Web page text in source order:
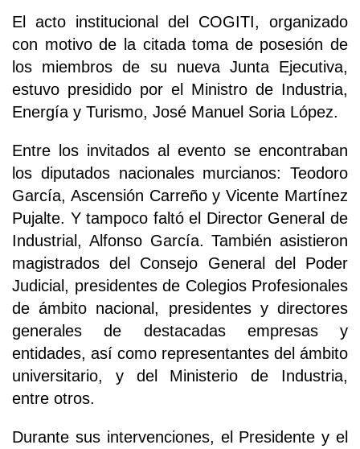
El acto institucional del COGITI, organizado
con motivo de la citada toma de posesión de
los miembros de su nueva Junta Ejecutiva,
estuvo presidido por el Ministro de Industria,
Energía y Turismo, José Manuel Soria López.
Entre los invitados al evento se encontraban
los diputados nacionales murcianos: Teodoro
García, Ascensión Carreño y Vicente Martínez
Pujalte. Y tampoco faltó el Director General de
Industrial, Alfonso García. También asistieron
magistrados del Consejo General del Poder
Judicial, presidentes de Colegios Profesionales
de ámbito nacional, presidentes y directores
generales de destacadas empresas y
entidades, así como representantes del ámbito
universitario, y del Ministerio de Industria,
entre otros.
Durante sus intervenciones, el Presidente y el